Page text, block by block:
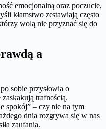
emocjonalną oraz poczucie,
kłamstwo zestawiają często
wolą nie przyznać się do
a
sobie przysłowia o
trafnością.
spokój” – czy nie na tym
dnia rozgrywa się w nas
zaufania.